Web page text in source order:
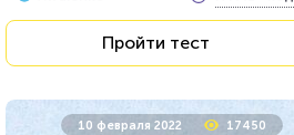
Пройти тест
10 февраля 2022 17450